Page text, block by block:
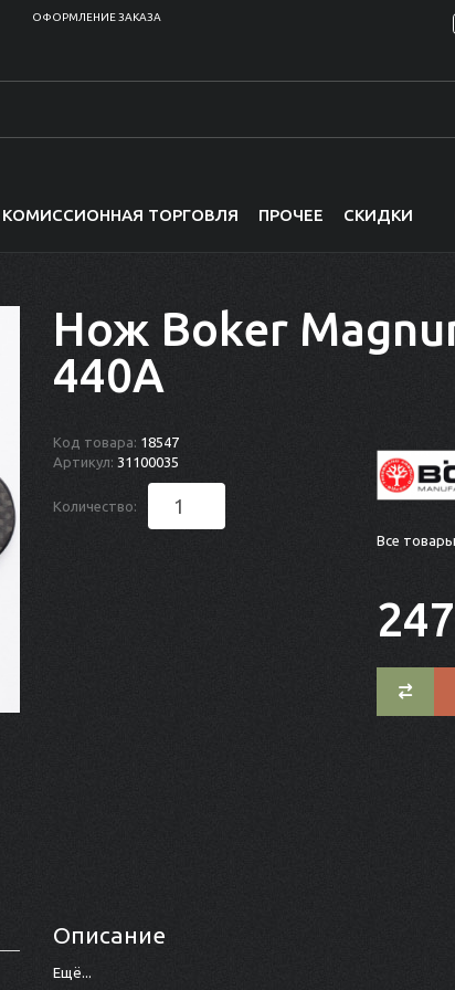
ОФОРМЛЕНИЕ ЗАКАЗА
КОМИССИОННАЯ ТОРГОВЛЯ ПРОЧЕЕ СКИДКИ
Нож Boker
440A
Код товара: 18547
Артикул: 31100035
Количество:
Все
Описание
Ещё...